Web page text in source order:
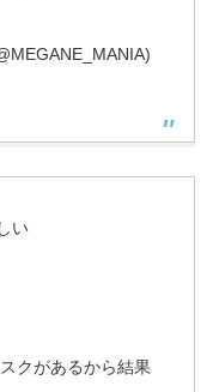
い
クがあるから結果